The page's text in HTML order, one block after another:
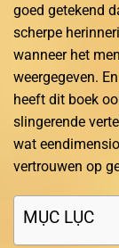
goed getekend
scherpe
wanneer het
weergegeven.
heeft dit boek
slingerende
wat
vertrouwen op
MỤC LỤC